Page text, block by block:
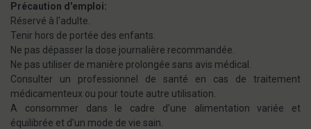
Précaution d'emploi:
Réservé à l'adulte.
Tenir hors de portée des enfants.
Ne pas dépasser la dose journalière recommandée.
Ne pas utiliser de manière prolongée sans avis médical.
Consulter un professionnel de santé en cas de traitement
médicamenteux ou pour toute autre utilisation.
A consommer dans le cadre d’une alimentation variée et
équilibrée et d'un mode de vie sain.